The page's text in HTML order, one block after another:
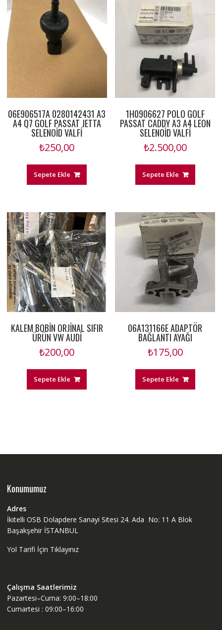
06E906517A 0280142431 A3
A4 Q7 GOLF PASSAT JETTA
SELENOİD VALFİ
₺250,00
Sepete Ekle
1H0906627 POLO GOLF
PASSAT CADDY A3 A4 LEON
SELENOİD VALFİ
₺2.500,00
Sepete Ekle
KALEM BOBİN ORJİNAL SIFIR
ÜRÜN VW AUDİ
₺200,00
Sepete Ekle
06A131166E ADAPTÖR
BAĞLANTI AYAĞI
₺175,00
Sepete Ekle
Konumumuz
Adres
İkitelli OSB Dolapdere Sanayi Sitesi 24. Ada No: 11 A Blok
Başakşehir İSTANBUL
Yol Tarifi İçin Tıklayınız
Çalışma Saatlerimiz
Pazartesi–Cuma: 9:00–18:00
Cumartesi : 09:00–16:00